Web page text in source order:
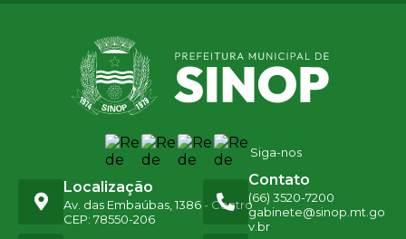
Siga-nos
Localização
Av. das Embaúbas, 1386 - Centro
CEP: 78550-206
Contato
(66) 3520-7200
gabinete@sinop.mt.go
v.br